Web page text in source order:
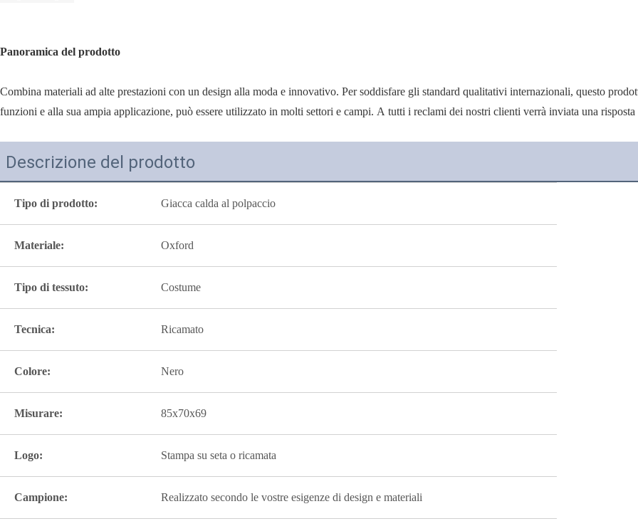
Panoramica del prodotto
Combina materiali ad alte prestazioni con un design alla moda e innovativo. Per soddisfare gli standard qualitativi internazionali, questo
funzioni e alla sua ampia applicazione, può essere utilizzato in molti settori e campi. A tutti i reclami dei nostri clienti verrà inviata una
Descrizione del prodotto
Tipo di prodotto: Giacca calda al polpaccio
Materiale: Oxford
Tipo di tessuto: Costume
Tecnica: Ricamato
Colore: Nero
Misurare: 85x70x69
Logo: Stampa su seta o ricamata
Campione: Realizzato secondo le vostre esigenze di design e materiali